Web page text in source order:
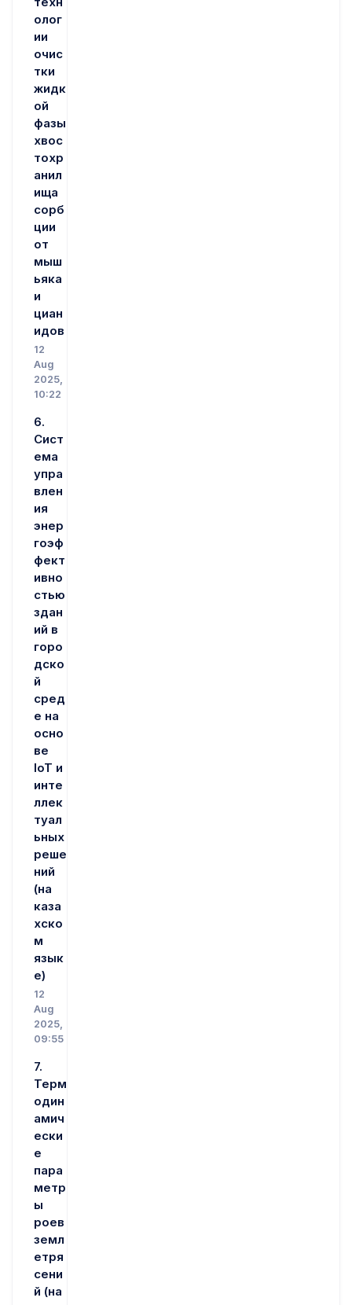
олог
ии
очис
тки
жидк
ой
фазы
хвос
тохр
анил
ища
сорб
ции
от
мыш
ьяка
и
циан
идов
12
Aug
2025,
10:22
6.
Сист
ема
упра
влен
ия
энер
гоэф
фект
ивно
стью
здан
ий в
горо
дско
й
сред
е на
осно
ве
IoT и
инте
ллек
туал
ьных
реше
ний
(на
каза
хско
м
язык
е)
12
Aug
2025,
09:55
7.
Терм
один
амич
ески
е
пара
метр
ы
роев
земл
етря
сени
й (на